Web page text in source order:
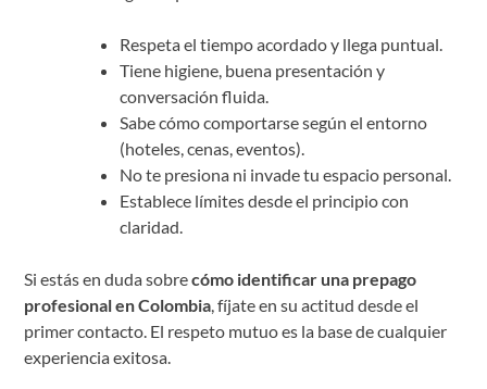
Respeta el tiempo acordado y llega puntual.
Tiene higiene, buena presentación y
conversación fluida.
Sabe cómo comportarse según el entorno
(hoteles, cenas, eventos).
No te presiona ni invade tu espacio personal.
Establece límites desde el principio con
claridad.
Si estás en duda sobrecómo identificar una prepago
profesional en Colombia, fíjate en su actitud desde el
primer contacto. El respeto mutuo es la base de cualquier
experiencia exitosa.